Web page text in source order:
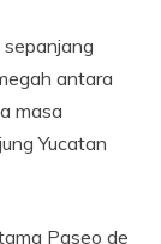
antara
masa
Yucatan
Paseo de